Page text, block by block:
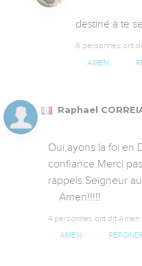
destiné à te
6 personnes ont
AMEN
Raphael
Oui,ayons la foi en
confiance.Merci
rappels.Seigneur
    Amen!!!!!
4 personnes ont dit Amen
AMEN